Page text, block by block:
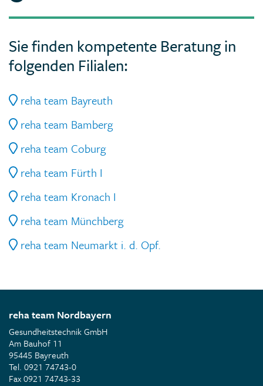
Sie finden kompetente Beratung in
folgenden Filialen:
reha team Bayreuth
reha team Bamberg
reha team Coburg
reha team Fürth I
reha team Kronach I
reha team Münchberg
reha team Neumarkt i. d. Opf.
reha team Nordbayern
Gesundheitstechnik GmbH
Am Bauhof 11
95445 Bayreuth
Tel. 0921 74743-0
Fax 0921 74743-33